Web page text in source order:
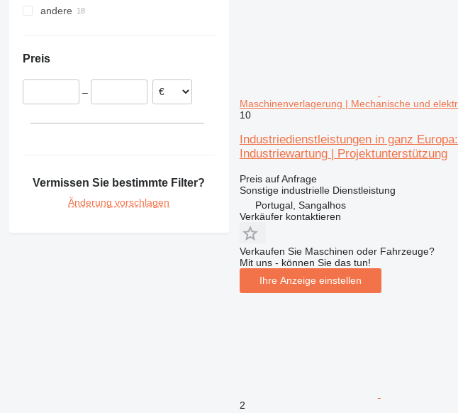
Polen
andere
Preis
–
Vermissen Sie bestimmte Filter?
Änderung vorschlagen
Maschinenverlagerung | Mechanische und
10
Industriedienstleistungen in ganz
Industriewartung | Projektunterstützung
Preis auf Anfrage
Sonstige industrielle Dienstleistung
Portugal, Sangalhos
Verkäufer kontaktieren
Verkaufen Sie Maschinen oder Fahrzeuge?
Mit uns - können Sie das tun!
Ihre Anzeige einstellen
2